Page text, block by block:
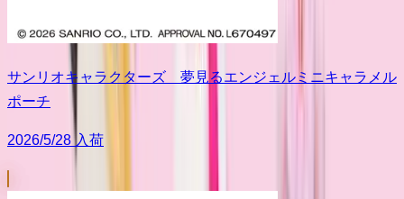
サンリオキャラクターズ 夢見るエンジェルミニキャラメル
ポーチ
2026/5/28 入荷